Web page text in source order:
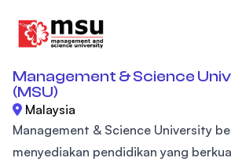
Management & Science
(MSU)
Malaysia
Management & Science University
menyediakan pendidikan yang